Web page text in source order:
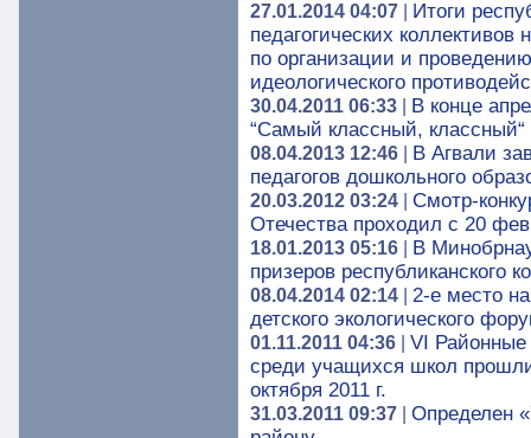
27.01.2014 04:07
Итоги
педагогических
по организации и
идеологического
30.04.2011 06:33
В конце
“Самый классный, классный“
08.04.2013 12:46
В Агвали
педагогов дошкольного
20.03.2012 03:24
Смотр-
Отечества проходил с 20
18.01.2013 05:16
В
призеров республиканского
08.04.2014 02:14
2-е место
детского экологического
01.11.2011 04:36
VI Районные
среди учащихся школ
октября 2011 г.
31.03.2011 09:37
Определен